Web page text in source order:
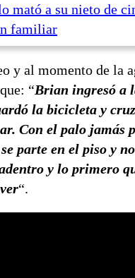
mató a su nieto de
familiar
y al momento de la
“Brian ingresó a
la bicicleta y
Con el palo jamás
parte en el piso y
y lo primero
“.